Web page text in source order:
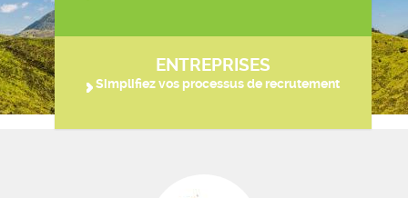
ENTREPRISES
Simplifiez vos processus de recrutement